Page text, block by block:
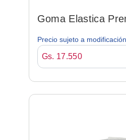
Goma Elastica
Precio sujeto a modificación
Gs. 17.550